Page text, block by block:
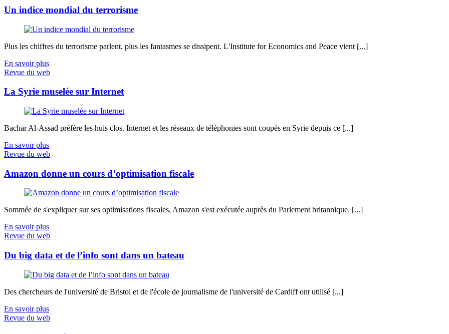
Un indice mondial du terrorisme
Plus les chiffres du terrorisme parlent, plus les fantasmes se dissipent. L'Institute for Economics and Peace vient [...]
En savoir plus
Revue du web
La Syrie muselée sur Internet
Bachar Al-Assad préfère les huis clos. Internet et les réseaux de téléphonies sont coupés en Syrie depuis ce [...]
En savoir plus
Revue du web
Amazon donne un cours d’optimisation fiscale
Sommée de s'expliquer sur ses optimisations fiscales, Amazon s'est exécutée auprès du Parlement britannique. [...]
En savoir plus
Revue du web
Du big data et de l’info sont dans un bateau
Des chercheurs de l'université de Bristol et de l'école de journalisme de l'université de Cardiff ont utilisé [...]
En savoir plus
Revue du web